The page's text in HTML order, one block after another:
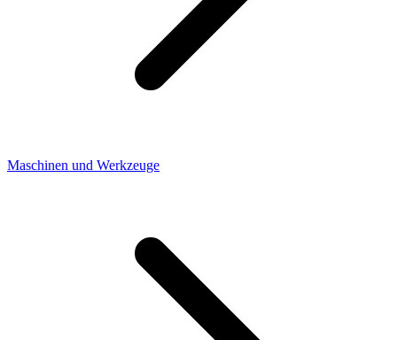
Maschinen und Werkzeuge